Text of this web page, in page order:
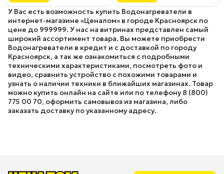
У Вас есть возможность купить Водонагреватели в
интернет-магазине «Ценалом» в городе Красноярск по
цене до 999999. У нас на витринах представлен самый
широкий ассортимент товара. Вы можете приобрести
Водонагреватели в кредит и с доставкой по городу
Красноярск, а так же ознакомиться с подробными
техническими характеристиками, посмотреть фото и
видео, сравнить устройство с похожими товарами и
узнать о наличии техники в ближайших магазинах. Товар
можно купить онлайн на сайте или по телефону 8 (800)
775 00 70, оформить самовывоз из магазина, либо
заказать доставку по указанному адресу.